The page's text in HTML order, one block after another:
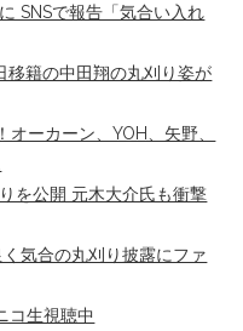
SNSで報告「気合い入れ
移籍の中田翔の丸刈り姿が
オーカーン、YOH、矢野、
を公開 元木大介氏も衝撃
気合の丸刈り披露にファ
コ生視聴中